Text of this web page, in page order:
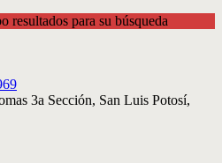
resultados para su búsqueda
3a Sección, San Luis Potosí,